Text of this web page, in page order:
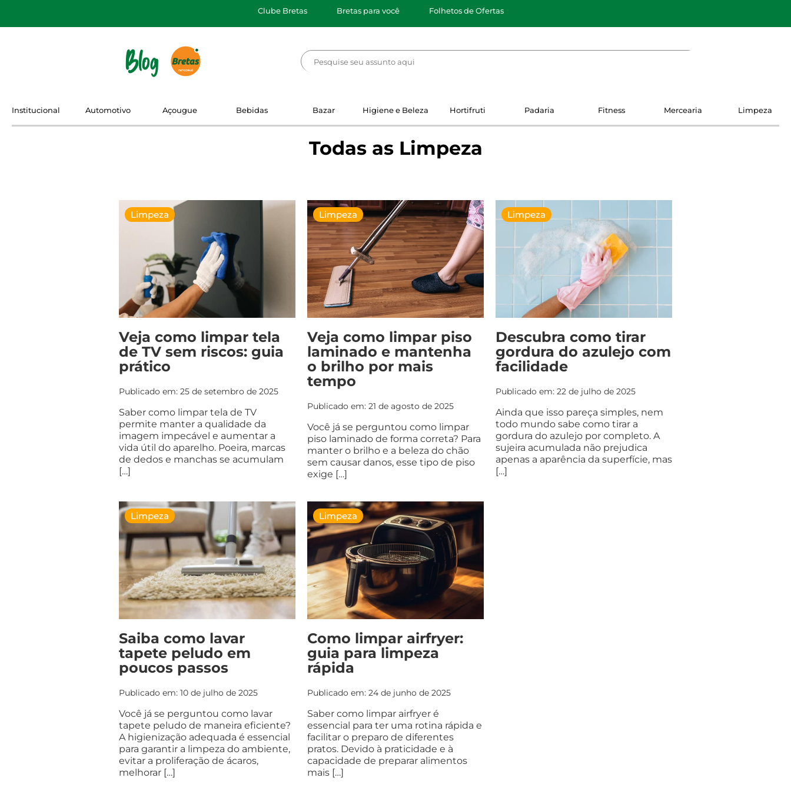
Clube Bretas Bretas para você Folhetos de Ofertas
Blog
Institucional Automotivo Açougue Bebidas Bazar Higiene e Beleza Hortifruti Padaria Fitness Mercearia Limpeza
Todas as Limpeza
Limpeza
Veja como limpar tela
de TV sem riscos: guia
prático
Publicado em: 25 de setembro de 2025
Saber como limpar tela de TV
permite manter a qualidade da
imagem impecável e aumentar a
vida útil do aparelho. Poeira, marcas
de dedos e manchas se acumulam
[…]
Limpeza
Veja como limpar piso
laminado e mantenha
o brilho por mais
tempo
Publicado em: 21 de agosto de 2025
Você já se perguntou como limpar
piso laminado de forma correta? Para
manter o brilho e a beleza do chão
sem causar danos, esse tipo de piso
exige […]
Limpeza
Descubra como tirar
gordura do azulejo com
facilidade
Publicado em: 22 de julho de 2025
Ainda que isso pareça simples, nem
todo mundo sabe como tirar a
gordura do azulejo por completo. A
sujeira acumulada não prejudica
apenas a aparência da superfície, mas
[…]
Limpeza
Saiba como lavar
tapete peludo em
poucos passos
Publicado em: 10 de julho de 2025
Você já se perguntou como lavar
tapete peludo de maneira eficiente?
A higienização adequada é essencial
para garantir a limpeza do ambiente,
evitar a proliferação de ácaros,
melhorar […]
Limpeza
Como limpar airfryer:
guia para limpeza
rápida
Publicado em: 24 de junho de 2025
Saber como limpar airfryer é
essencial para ter uma rotina rápida e
facilitar o preparo de diferentes
pratos. Devido à praticidade e à
capacidade de preparar alimentos
mais […]